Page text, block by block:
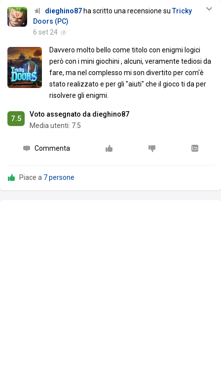
dieghino87 ha scritto una recensione suTricky
Doors (PC)
6 set 24
Davvero molto bello come titolo con enigmi logici
però con i mini giochini , alcuni, veramente tediosi da
fare, ma nel complesso mi son divertito per com'è
stato realizzato e per gli "aiuti" che il gioco ti da per
risolvere gli enigmi.
7.5
Voto assegnato da dieghino87
Media utenti: 7.5
Commenta
Piace a 7 persone